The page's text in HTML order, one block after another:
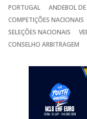
PORTUGAL
ANDEBOL
COMPETIÇÕES NACIONAIS
SELEÇÕES NACIONAIS
CONSELHO ARBITRAGEM